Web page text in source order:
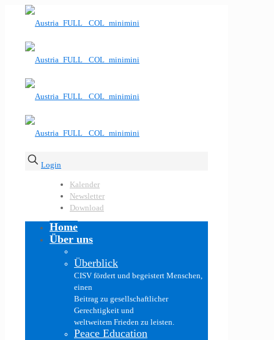
Login
Kalender
Newsletter
Download
Home
Über uns
Überblick
CISV fördert und begeistert Menschen,
einen
Beitrag zu gesellschaftlicher
Gerechtigkeit und
weltweitem Frieden zu leisten.
Peace Education